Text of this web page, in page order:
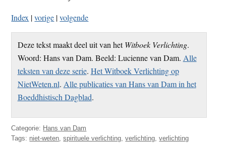
Index |vorige |volgende
Deze tekst maakt deel uit van hetWitboek Verlichting.
Woord: Hans van Dam. Beeld: Lucienne van Dam. Alle
teksten van deze serie. Het Witboek Verlichting op
NietWeten.nl. Alle publicaties van Hans van Dam in het
Boeddhistisch Dagblad.
Categorie: Hans van Dam
Tags: niet-weten,spirituele verlichting,verlichting,verlichting